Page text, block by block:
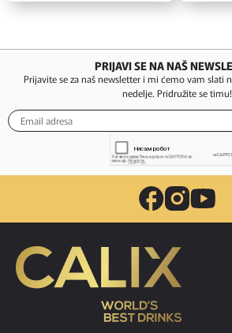
PRIJAVI SE NA NAŠ
Prijavite se za naš newsletter i mi ćemo vam slati
nedelje. Pridružite se timu!